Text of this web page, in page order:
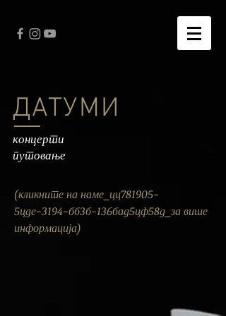
ДАТУМИ
концерти
путовање
(кликните на наме_цц781905-
5цде-3194-бб3б-136бад5цф58д_за више
информација)